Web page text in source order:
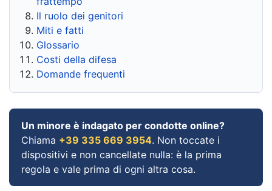
Il ruolo dei genitori
Miti e fatti
Glossario
Costi della difesa
Domande frequenti
Un minore è indagato per condotte online?
Chiama +39 335 669 3954. Non toccate i
dispositivi e non cancellate nulla: è la prima
regola e vale prima di ogni altra cosa.